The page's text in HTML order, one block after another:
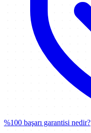
%100 başarı garantisi nedir?